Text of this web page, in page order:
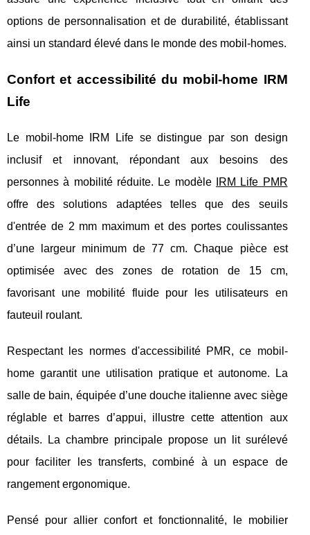
options de personnalisation et de durabilité, établissant
ainsi un standard élevé dans le monde des mobil-homes.
Confort et accessibilité du mobil-home IRM
Life
Le mobil-home IRM Life se distingue par son design
inclusif et innovant, répondant aux besoins des
personnes à mobilité réduite. Le modèle
IRM Life PMR
offre des solutions adaptées telles que des seuils
d'entrée de 2 mm maximum et des portes coulissantes
d’une largeur minimum de 77 cm. Chaque pièce est
optimisée avec des zones de rotation de 15 cm,
favorisant une mobilité fluide pour les utilisateurs en
fauteuil roulant.
Respectant les normes d'accessibilité PMR, ce mobil-
home garantit une utilisation pratique et autonome. La
salle de bain, équipée d’une douche italienne avec siège
réglable et barres d’appui, illustre cette attention aux
détails. La chambre principale propose un lit surélevé
pour faciliter les transferts, combiné à un espace de
rangement ergonomique.
Pensé pour allier confort et fonctionnalité, le mobilier